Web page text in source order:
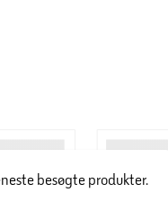
besøgte produkter.